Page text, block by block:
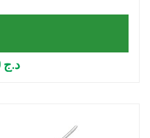
د.ج